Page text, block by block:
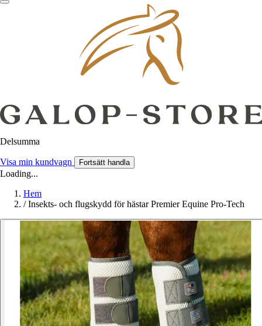
Delsumma
Visa min kundvagn Fortsätt handla
Loading...
Hem
/ Insekts- och flugskydd för hästar Premier Equine Pro-Tech